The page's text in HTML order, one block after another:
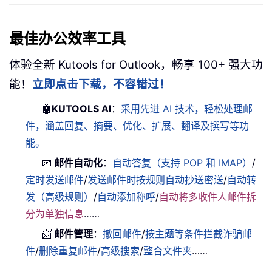
最佳办公效率工具
体验全新 Kutools for Outlook，畅享 100+ 强大功
能！ 立即点击下载，不容错过！
🤖 KUTOOLS AI： 采用先进 AI 技术，轻松处理邮
件，涵盖回复、摘要、优化、扩展、翻译及撰写等功
能。
📧 邮件自动化： 自动答复（支持 POP 和 IMAP） /
定时发送邮件/发送邮件时按规则自动抄送密送/自动转
发（高级规则） /自动添加称呼/自动将多收件人邮件拆
分为单独信息……
📨 邮件管理：撤回邮件/按主题等条件拦截诈骗邮
件/删除重复邮件/高级搜索/整合文件夹……